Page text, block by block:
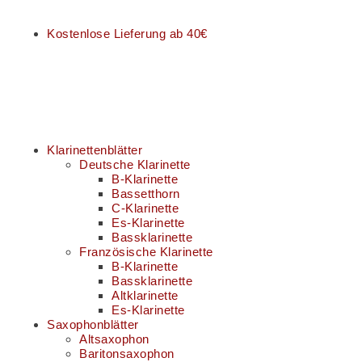
Kostenlose Lieferung ab 40€
Klarinettenblätter
Deutsche Klarinette
B-Klarinette
Bassetthorn
C-Klarinette
Es-Klarinette
Bassklarinette
Französische Klarinette
B-Klarinette
Bassklarinette
Altklarinette
Es-Klarinette
Saxophonblätter
Altsaxophon
Baritonsaxophon